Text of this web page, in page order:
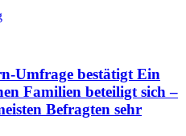
Umfrage bestätigt Ein
Familien beteiligt sich –
Befragten sehr